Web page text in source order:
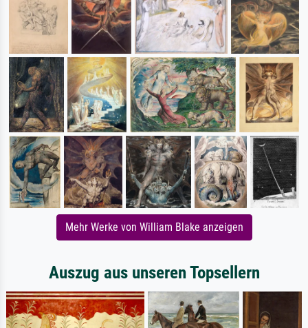
Mehr Werke von William Blake anzeigen
Auszug aus unseren Topsellern